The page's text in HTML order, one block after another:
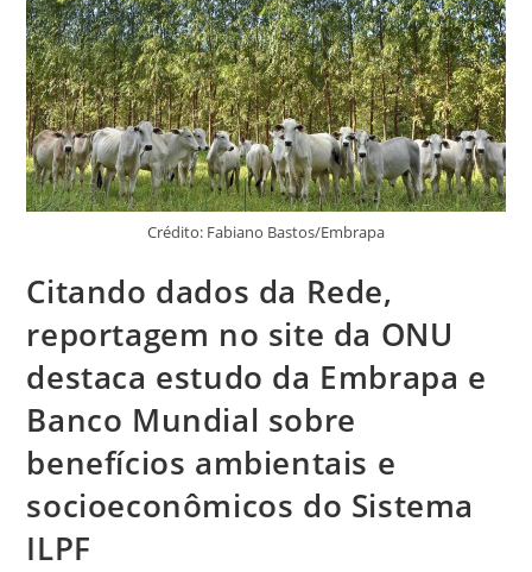
Crédito: Fabiano Bastos/Embrapa
Citando dados da Rede,
reportagem no site da ONU
destaca estudo da Embrapa e
Banco Mundial sobre
benefícios ambientais e
socioeconômicos do Sistema
ILPF